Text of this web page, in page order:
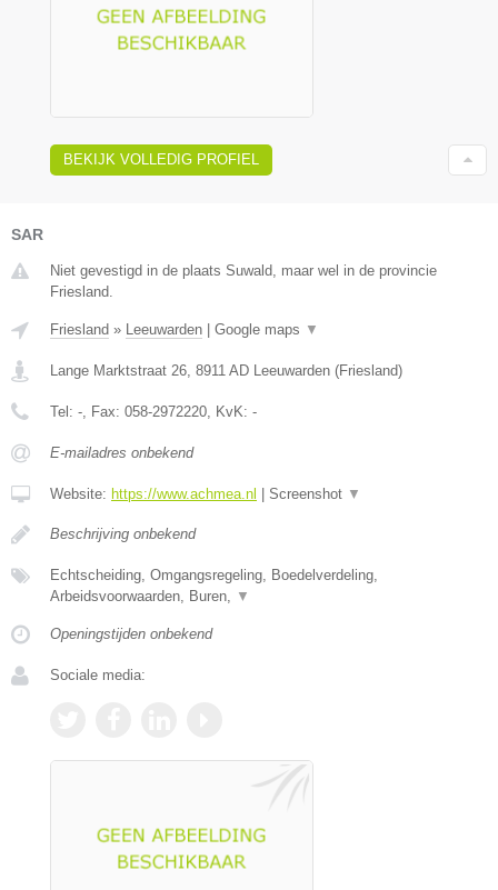
BEKIJK VOLLEDIG PROFIEL
SAR
Niet gevestigd in de plaats Suwald, maar wel in de provincie
Friesland.
Friesland » Leeuwarden Google maps ▼
Lange Marktstraat 26, 8911 AD Leeuwarden (Friesland)
Tel: -, Fax: 058-2972220, KvK: -
E-mailadres onbekend
Website: https://www.achmea.nl Screenshot ▼
Beschrijving onbekend
Echtscheiding, Omgangsregeling, Boedelverdeling,
Arbeidsvoorwaarden, Buren, ▼
Openingstijden onbekend
Sociale media: